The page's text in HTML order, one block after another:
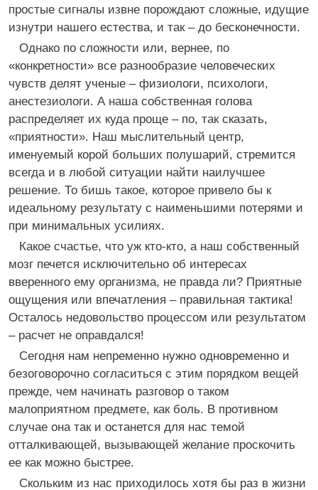
простые сигналы извне порождают сложные, идущие
изнутри нашего естества, и так – до бесконечности.
Однако по сложности или, вернее, по
«конкретности» все разнообразие человеческих
чувств делят ученые – физиологи, психологи,
анестезиологи. А наша собственная голова
распределяет их куда проще – по, так сказать,
«приятности». Наш мыслительный центр,
именуемый корой больших полушарий, стремится
всегда и в любой ситуации найти наилучшее
решение. То бишь такое, которое привело бы к
идеальному результату с наименьшими потерями и
при минимальных усилиях.
Какое счастье, что уж кто-кто, а наш собственный
мозг печется исключительно об интересах
вверенного ему организма, не правда ли? Приятные
ощущения или впечатления – правильная тактика!
Осталось недовольство процессом или результатом
– расчет не оправдался!
Сегодня нам непременно нужно одновременно и
безоговорочно согласиться с этим порядком вещей
прежде, чем начинать разговор о таком
малоприятном предмете, как боль. В противном
случае она так и останется для нас темой
отталкивающей, вызывающей желание проскочить
ее как можно быстрее.
Скольким из нас приходилось хотя бы раз в жизни